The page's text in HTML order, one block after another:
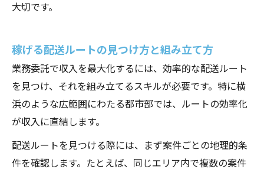
大切です。
稼げる配送ルートの見つけ方と組み立て方
業務委託で収入を最大化するには、効率的な配送ルート
を見つけ、それを組み立てるスキルが必要です。特に横
浜のような広範囲にわたる都市部では、ルートの効率化
が収入に直結します。
配送ルートを見つける際には、まず案件ごとの地理的条
件を確認します。たとえば、同じエリア内で複数の案件